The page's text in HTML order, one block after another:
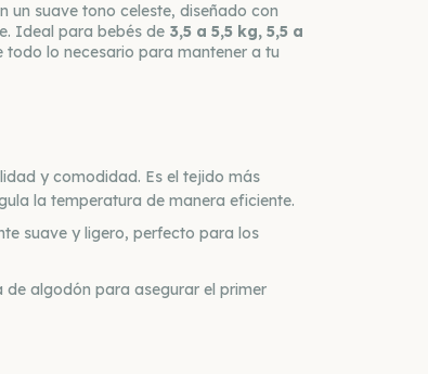
un suave tono celeste, diseñado con
Ideal para bebés de 3,5 a 5,5 kg, 5,5 a
todo lo necesario para mantener a tu
y comodidad. Es el tejido más
la temperatura de manera eficiente.
suave y ligero, perfecto para los
de algodón para asegurar el primer